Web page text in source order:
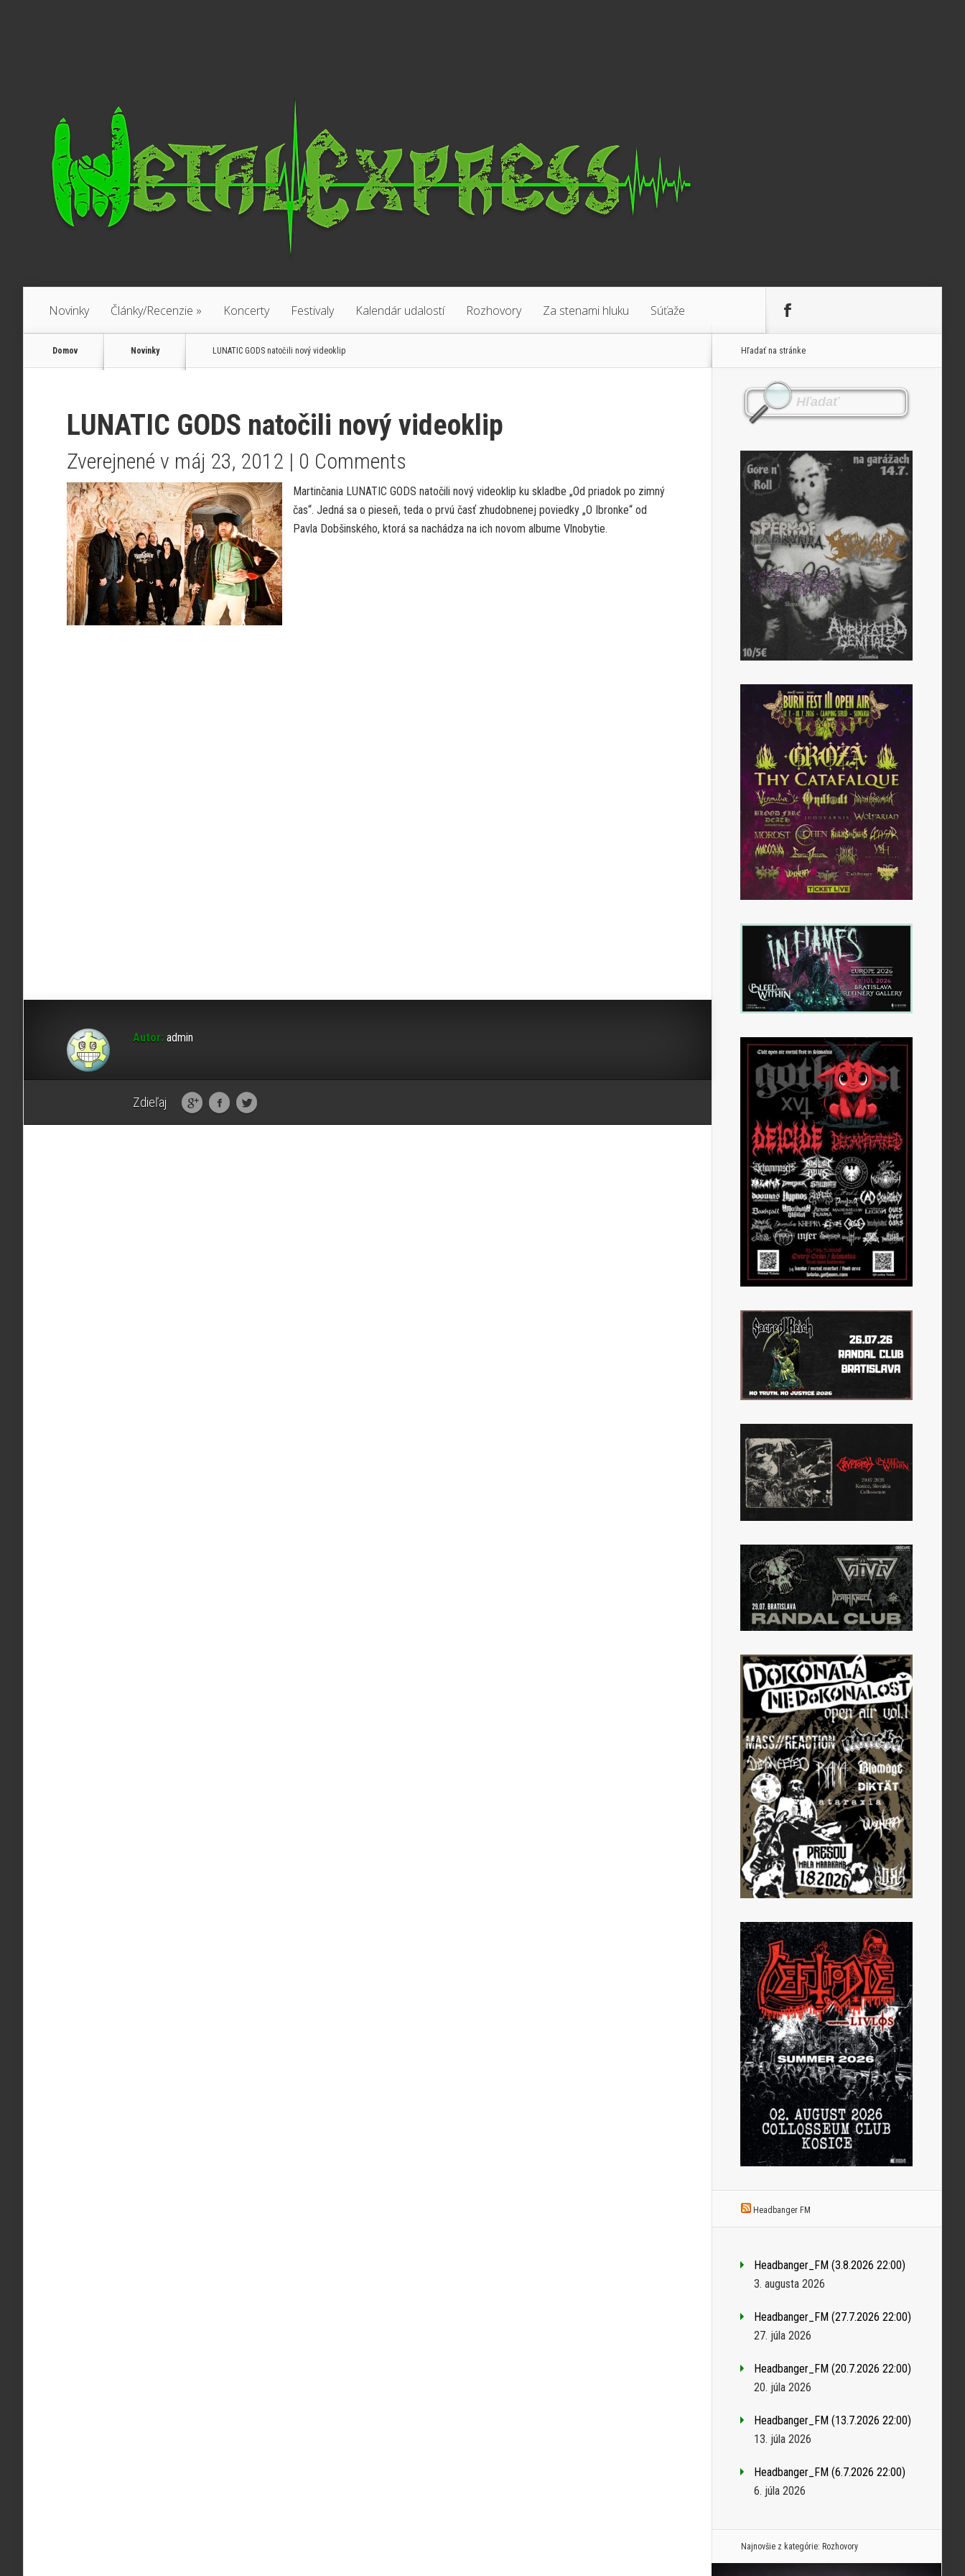
Novinky Články/Recenzie » Koncerty Festivaly Kalendár udalostí Rozhovory Za stenami hluku Súťaže
Domov Novinky LUNATIC GODS natočili nový videoklip
LUNATIC GODS natočili nový videoklip
Zverejnené v máj 23, 2012 | 0 Comments
Martinčania LUNATIC GODS natočili nový videoklip ku skladbe „Od priadok po zimný
čas“. Jedná sa o pieseň, teda o prvú časť zhudobnenej poviedky „O Ibronke“ od
Pavla Dobšinského, ktorá sa nachádza na ich novom albume Vlnobytie.
Autor: admin
Zdieľaj
Hľadať na stránke
Headbanger FM
Headbanger_FM (3.8.2026 22:00)
3. augusta 2026
Headbanger_FM (27.7.2026 22:00)
27. júla 2026
Headbanger_FM (20.7.2026 22:00)
20. júla 2026
Headbanger_FM (13.7.2026 22:00)
13. júla 2026
Headbanger_FM (6.7.2026 22:00)
6. júla 2026
Najnovšie z kategórie: Rozhovory